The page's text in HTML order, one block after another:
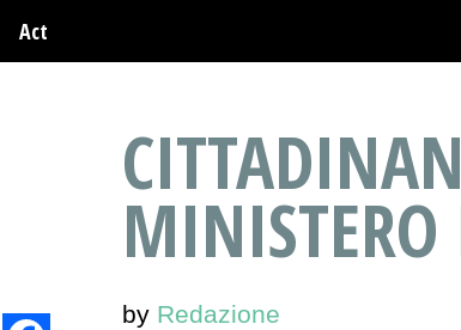
Act
MINISTERO
by Redazione